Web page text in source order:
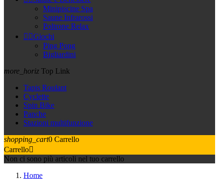
Minipiscine Spa
Saune Infrarossi
Poltrone Relax
 Giochi
Ping Pong
Bigliardini
more_horiz Top Link
Tapis Roulant
Cyclette
Spin Bike
Panche
Stazioni multifunzione
shopping_cart0 Carrello
Carrello
Non ci sono più articoli nel tuo carrello
Home